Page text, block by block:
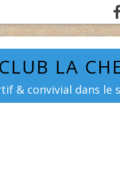
LA
& convivial dans le